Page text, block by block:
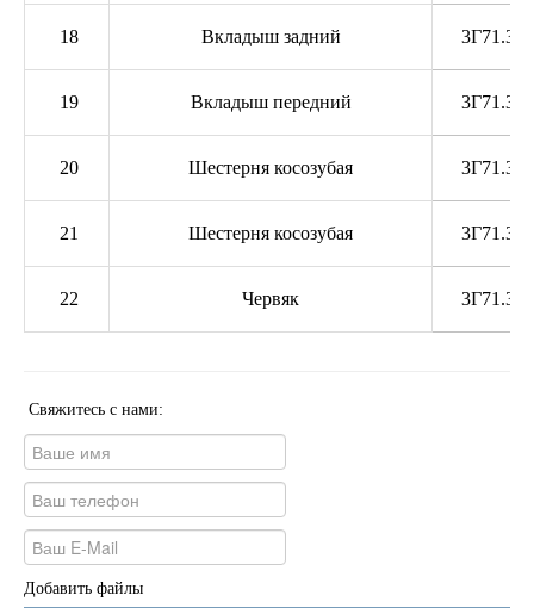
18 Вкладыш задний
19 Вкладыш передний
20 Шестерня косозубая
21 Шестерня косозубая
22 Червяк
Свяжитесь с нами:
Добавить файлы